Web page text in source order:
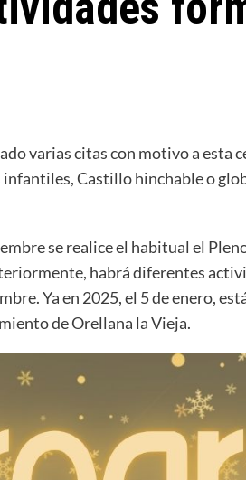
varias citas con motivo a
Castillo hinchable o
se realice el habitual el
habrá diferentes
Ya en 2025, el 5 de enero,
de Orellana la Vieja.